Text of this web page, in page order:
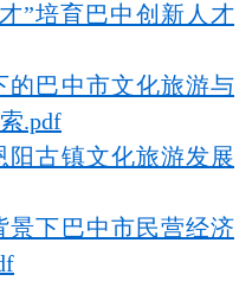
”培育巴中创新人才
的巴中市文化旅游与
.pdf
阳古镇文化旅游发展
景下巴中市民营经济